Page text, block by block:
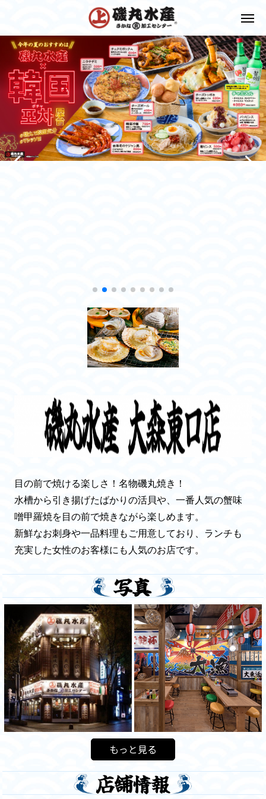
目の前で焼ける楽しさ！名物磯丸焼き！
水槽から引き揚げたばかりの活貝や、一番人気の蟹味
噌甲羅焼を目の前で焼きながら楽しめます。
新鮮なお刺身や一品料理もご用意しており、ランチも
充実した女性のお客様にも人気のお店です。
もっと見る